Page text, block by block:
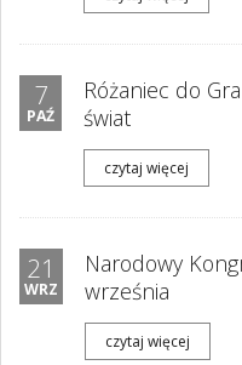
7
PAŹ
Różaniec do
świat
czytaj więcej
21
WRZ
Narodowy
września
czytaj więcej